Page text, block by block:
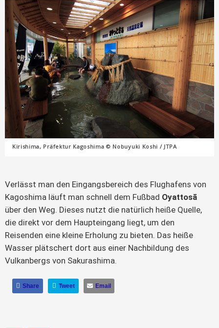
Kirishima, Präfektur Kagoshima © Nobuyuki Koshi / JTPA
Verlässt man den Eingangsbereich des Flughafens von
Kagoshima läuft man schnell dem Fußbad Oyattosā
über den Weg. Dieses nutzt die natürlich heiße Quelle,
die direkt vor dem Haupteingang liegt, um den
Reisenden eine kleine Erholung zu bieten. Das heiße
Wasser plätschert dort aus einer Nachbildung des
Vulkanbergs von Sakurashima.
Share Tweet Email